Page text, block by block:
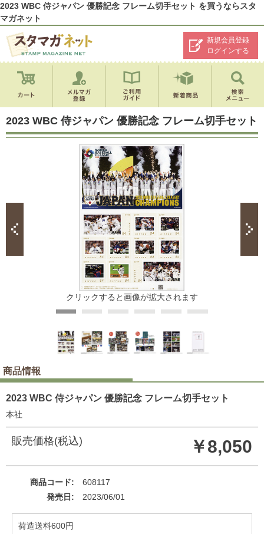
2023 WBC 侍ジャパン 優勝記念 フレーム切手セット を買うならスタ
マガネット
新規会員登録
ログインする
2023 WBC 侍ジャパン 優勝記念 フレーム切手セット
クリックすると画像が拡大されます
商品情報
2023 WBC 侍ジャパン 優勝記念 フレーム切手セット
本社
販売価格(税込) ￥8,050
商品コード
608117
発売日
2023/06/01
荷造送料600円